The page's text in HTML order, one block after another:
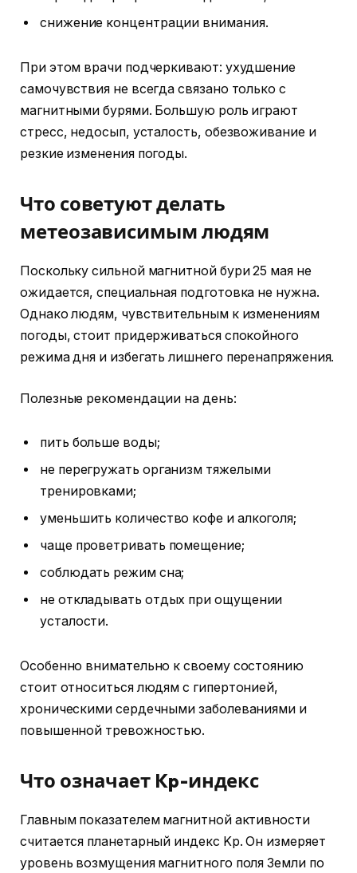
снижение концентрации внимания.
При этом врачи подчеркивают: ухудшение
самочувствия не всегда связано только с
магнитными бурями. Большую роль играют
стресс, недосып, усталость, обезвоживание и
резкие изменения погоды.
Что советуют делать
метеозависимым людям
Поскольку сильной магнитной бури 25 мая не
ожидается, специальная подготовка не нужна.
Однако людям, чувствительным к изменениям
погоды, стоит придерживаться спокойного
режима дня и избегать лишнего перенапряжения.
Полезные рекомендации на день:
пить больше воды;
не перегружать организм тяжелыми
тренировками;
уменьшить количество кофе и алкоголя;
чаще проветривать помещение;
соблюдать режим сна;
не откладывать отдых при ощущении
усталости.
Особенно внимательно к своему состоянию
стоит относиться людям с гипертонией,
хроническими сердечными заболеваниями и
повышенной тревожностью.
Что означает Kp-индекс
Главным показателем магнитной активности
считается планетарный индекс Kp. Он измеряет
уровень возмущения магнитного поля Земли по